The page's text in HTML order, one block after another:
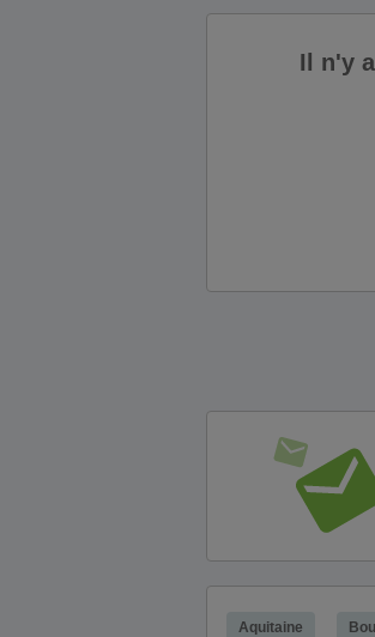
Il n'y
Aquitaine